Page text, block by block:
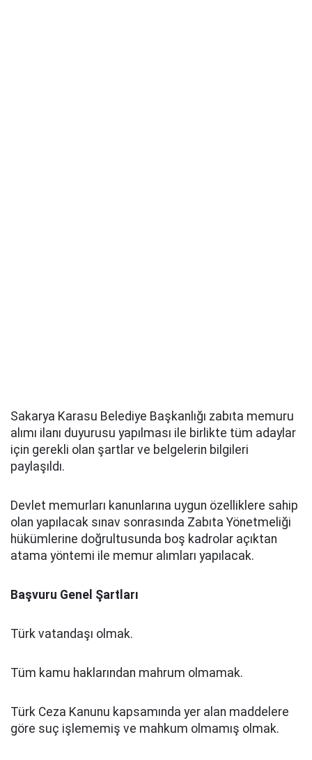
Sakarya Karasu Belediye Başkanlığı zabıta memuru
alımı ilanı duyurusu yapılması ile birlikte tüm adaylar
için gerekli olan şartlar ve belgelerin bilgileri
paylaşıldı.
Devlet memurları kanunlarına uygun özelliklere sahip
olan yapılacak sınav sonrasında Zabıta Yönetmeliği
hükümlerine doğrultusunda boş kadrolar açıktan
atama yöntemi ile memur alımları yapılacak.
Başvuru Genel Şartları
Türk vatandaşı olmak.
Tüm kamu haklarından mahrum olmamak.
Türk Ceza Kanunu kapsamında yer alan maddelere
göre suç işlememiş ve mahkum olmamış olmak.